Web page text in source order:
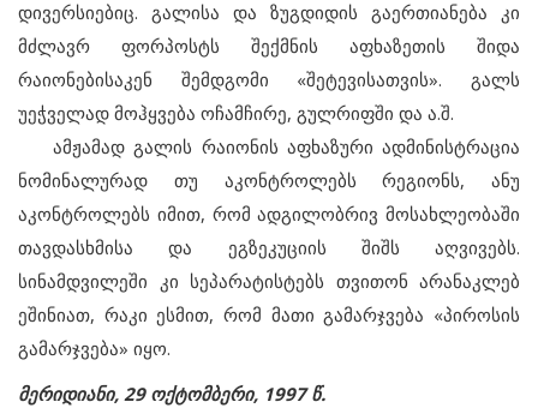
დივერსიებიც. გალისა და ზუგდიდის გაერთიანება კი
მძლავრ ფორპოსტს შექმნის აფხაზეთის შიდა
რაიონებისაკენ შემდგომი «შეტევისათვის». გალს
უეჭველად მოჰყვება ოჩამჩირე, გულრიფში და ა.შ.
ამჟამად გალის რაიონის აფხაზური ადმინისტრაცია
ნომინალურად თუ აკონტროლებს რეგიონს, ანუ
აკონტროლებს იმით, რომ ადგილობრივ მოსახლეობაში
თავდასხმისა და ეგზეკუციის შიშს აღვივებს.
სინამდვილეში კი სეპარატისტებს თვითონ არანაკლებ
ეშინიათ, რაკი ესმით, რომ მათი გამარჯვება «პიროსის
გამარჯვება» იყო.
მერიდიანი, 29 ოქტომბერი, 1997 წ.